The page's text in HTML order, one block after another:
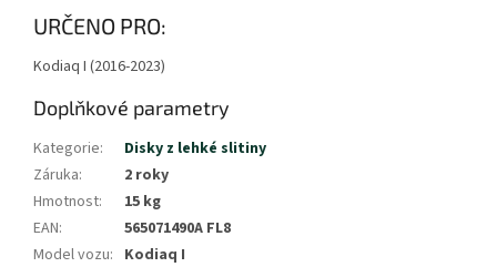
méně
URČENO PRO:
Kodiaq I (2016-2023)
Doplňkové parametry
Kategorie:
Disky z lehké slitiny
Záruka:
2 roky
Hmotnost:
15 kg
EAN:
565071490A FL8
Model vozu: Kodiaq I